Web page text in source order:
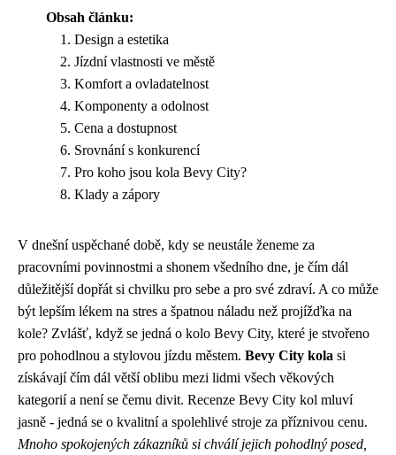
Obsah článku:
Design a estetika
Jízdní vlastnosti ve městě
Komfort a ovladatelnost
Komponenty a odolnost
Cena a dostupnost
Srovnání s konkurencí
Pro koho jsou kola Bevy City?
Klady a zápory
V dnešní uspěchané době, kdy se neustále ženeme za
pracovními povinnostmi a shonem všedního dne, je čím dál
důležitější dopřát si chvilku pro sebe a pro své zdraví. A co může
být lepším lékem na stres a špatnou náladu než projížďka na
kole? Zvlášť, když se jedná o kolo Bevy City, které je stvořeno
pro pohodlnou a stylovou jízdu městem. Bevy City kola si
získávají čím dál větší oblibu mezi lidmi všech věkových
kategorií a není se čemu divit. Recenze Bevy City kol mluví
jasně - jedná se o kvalitní a spolehlivé stroje za příznivou cenu.
Mnoho spokojených zákazníků si chválí jejich pohodlný posed,